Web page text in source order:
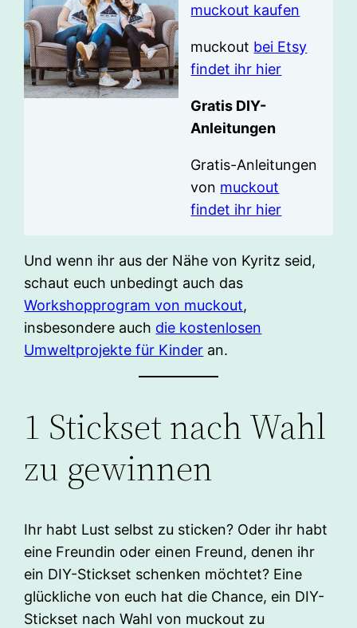
muckout kaufen
muckout bei Etsy
findet ihr hier
Gratis DIY-
Anleitungen
Gratis-Anleitungen
von muckout
findet ihr hier
Und wenn ihr aus der Nähe von Kyritz seid,
schaut euch unbedingt auch das
Workshopprogram von muckout,
insbesondere auch die kostenlosen
Umweltprojekte für Kinder an.
1 Stickset nach Wahl
zu gewinnen
Ihr habt Lust selbst zu sticken? Oder ihr habt
eine Freundin oder einen Freund, denen ihr
ein DIY-Stickset schenken möchtet? Eine
glückliche von euch hat die Chance, ein DIY-
Stickset nach Wahl von muckout zu